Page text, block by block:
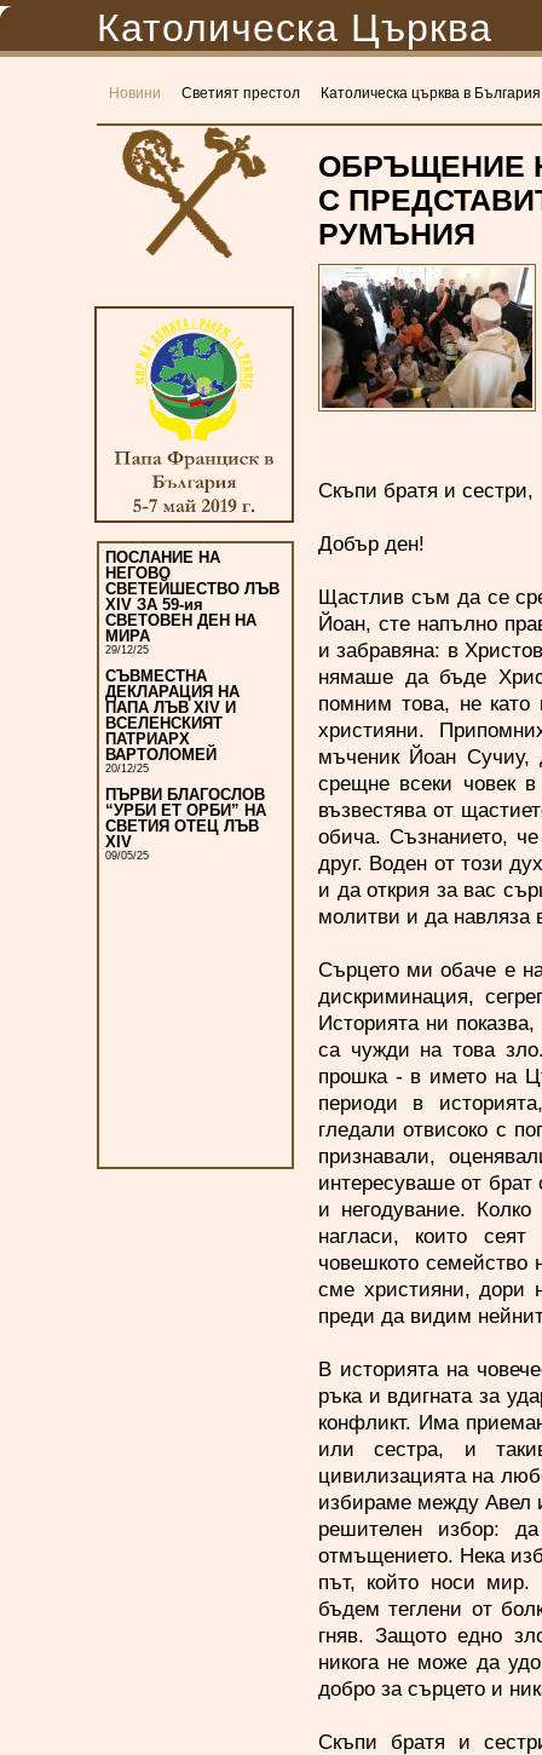
Католическа Църква
Новини Светият престол Католическа църква в България
ПОСЛАНИЕ НА
НЕГОВО
СВЕТЕЙШЕСТВО ЛЪВ
XIV ЗА 59-ия
СВЕТОВЕН ДЕН НА
МИРА
29/12/25
СЪВМЕСТНА
ДЕКЛАРАЦИЯ НА
ПАПА ЛЪВ XIV И
ВСЕЛЕНСКИЯТ
ПАТРИАРХ
ВАРТОЛОМЕЙ
20/12/25
ПЪРВИ БЛАГОСЛОВ
“УРБИ ЕТ ОРБИ” НА
СВЕТИЯ ОТЕЦ ЛЪВ
XIV
09/05/25
ОБРЪЩЕНИЕ
С
РУМЪНИЯ
Скъпи братя и сестри,
Добър ден!
Щастлив съм да се
Йоан, сте напълно
и забравяна: в
нямаше да бъде
помним това, не като
християни.
мъченик Йоан
срещне всеки човек в
възвестява от
обича. Съзнанието,
друг. Воден от този
и да открия за вас
молитви и да
Сърцето ми обаче е
дискриминация,
Историята ни
са чужди на това
прошка - в името на
периоди в
гледали отвисоко с
признавали,
интересуваше от
и негодувание.
нагласи, които
човешкото
сме християни, дори
преди да видим
В историята на
ръка и вдигната за
конфликт. Има
или сестра, и
цивилизацията на
избираме между Авел
решителен избор:
отмъщението. Нека
път, който носи
бъдем теглени от
гняв. Защото едно
никога не може да
добро за сърцето и
Скъпи братя и